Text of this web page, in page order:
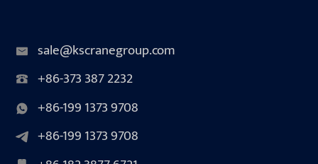
sale@kscranegroup.com
+86-373 387 2232
+86-199 1373 9708
+86-199 1373 9708